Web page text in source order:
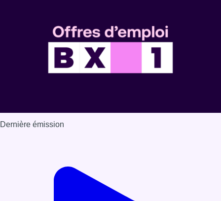
Dernière émission